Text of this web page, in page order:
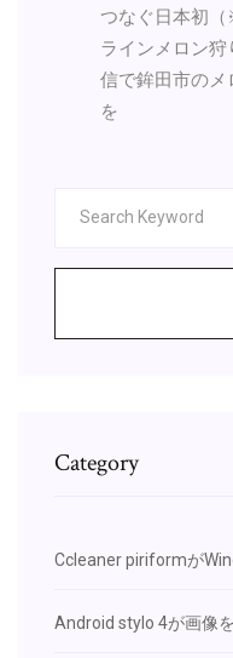
つなぐ日本初
ラインメロン
信で鉾田市のメ
を
Category
Ccleaner piriformが
Android stylo 4が画像